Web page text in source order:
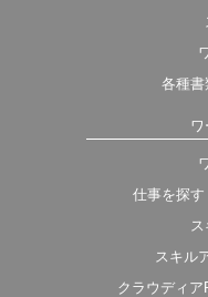
各種書
仕事を探す
スキル
クラウディア